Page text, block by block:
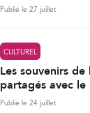
Publié le 27 juillet
CULTUREL
Les souvenirs
partagés avec le
Publié le 24 juillet